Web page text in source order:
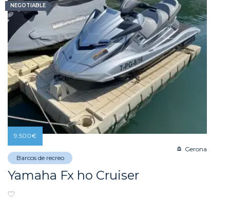
NEGOTIABLE
Barcos de recreo
Gerona
Yamaha Fx ho Cruiser
9.500€